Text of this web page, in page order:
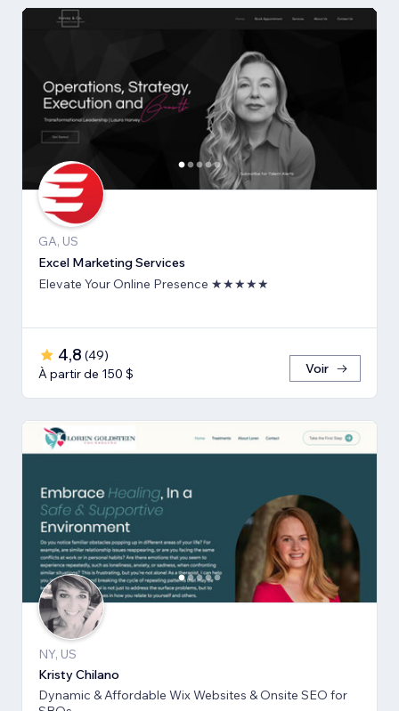
GA, US
Excel Marketing Services
Elevate Your Online Presence ★★★★★
4,8 (49)
À partir de 150 $
Voir
NY, US
Kristy Chilano
Dynamic & Affordable Wix Websites & Onsite SEO for